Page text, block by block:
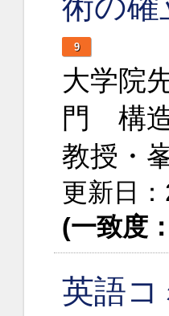
9
大学院
門 構
教授・
更新日
(一致度
英語コ